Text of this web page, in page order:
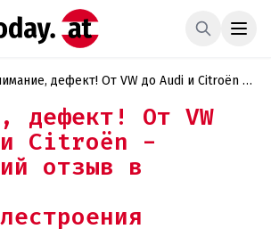
дефект! От VW до Audi и Citroën -
дефект! От VW
Citroën -
отзыв в